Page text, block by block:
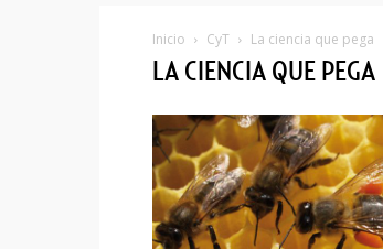
Inicio CyT La ciencia que pega
LA CIENCIA QUE PEGA